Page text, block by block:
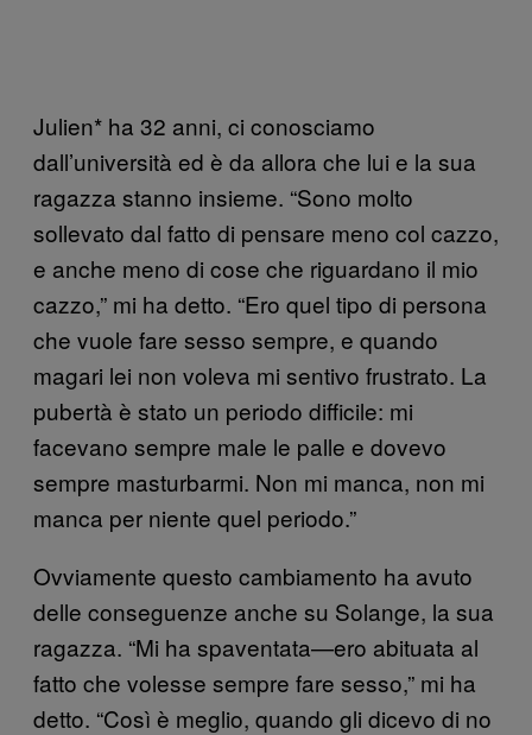
Julien* ha 32 anni, ci conosciamo
dall’università ed è da allora che lui e la sua
ragazza stanno insieme. “Sono molto
sollevato dal fatto di pensare meno col cazzo,
e anche meno di cose che riguardano il mio
cazzo,” mi ha detto. “Ero quel tipo di persona
che vuole fare sesso sempre, e quando
magari lei non voleva mi sentivo frustrato. La
pubertà è stato un periodo difficile: mi
facevano sempre male le palle e dovevo
sempre masturbarmi. Non mi manca, non mi
manca per niente quel periodo.”
Ovviamente questo cambiamento ha avuto
delle conseguenze anche su Solange, la sua
ragazza. “Mi ha spaventata—ero abituata al
fatto che volesse sempre fare sesso,” mi ha
detto. “Così è meglio, quando gli dicevo di no